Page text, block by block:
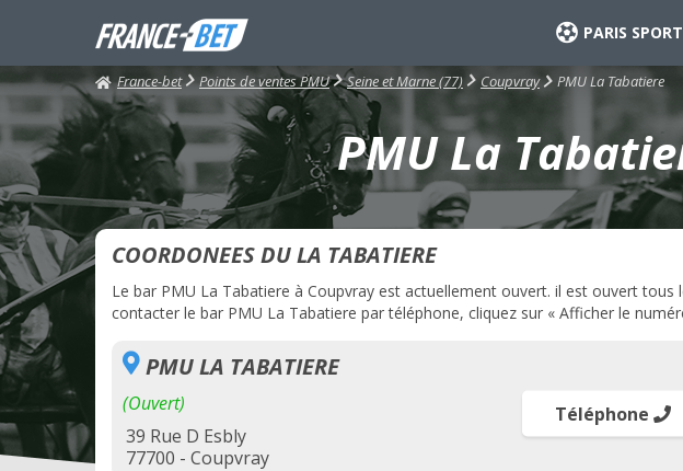
PARIS
France-bet Points de ventes PMU Seine et Marne (77) Coupvray PMU La Tabatiere
PMU La
COORDONEES DU LA TABATIERE
Le bar PMU La Tabatiere à Coupvray est actuellement ouvert. il est ouvert tous
contacter le bar PMU La Tabatiere par téléphone, cliquez sur « Afficher le
PMU LA TABATIERE
(Ouvert)
39 Rue D Esbly
77700 - Coupvray
Téléphone